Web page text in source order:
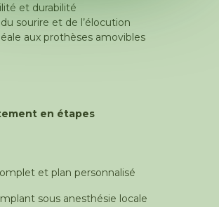
et durabilité
sourire et de l’élocution
aux prothèses amovibles
en étapes
et plan personnalisé
sous anesthésie locale